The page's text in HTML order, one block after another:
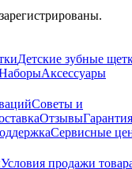
Детские зубные
Аксессуары
Советы и
ОтзывыГарантия
Сервисные
Условия продажи